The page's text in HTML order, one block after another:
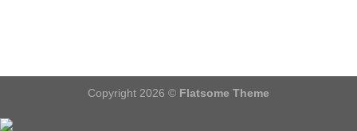
Copyright 2026 © Flatsome Theme